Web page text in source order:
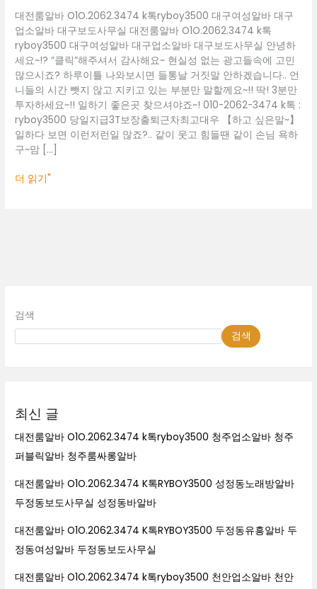
대전룸알바 O1O.2062.3474 k톡ryboy3500 대구여성알바 대구
업소알바 대구보도사무실 대전룸알바 O1O.2062.3474 k톡
ryboy3500 대구여성알바 대구업소알바 대구보도사무실 안녕하
세요~!? “클릭”해주셔서 감사해요~ 현실성 없는 광고들속에 고민
많으시죠? 하루이틀 나와보시면 들통날 거짓말 안하겠습니다.. 언
니들의 시간 뺏지 않고 지키고 있는 부분만 말할께요~!! 딱! 3분만
투자하세요~!! 일하기 좋은곳 찾으셔야죠~! 010-2062-3474 k톡 :
ryboy3500 당일지급3T보장출퇴근차최고대우 【하고 싶은말~】
일하다 보면 이런저런일 많죠?.. 같이 웃고 힘들땐 같이 손님 욕하
구~맘 […]
성
알
바
대
구
업
소
알
바
대
보
더 읽기"
검색
검색
최신 글
대전룸알바 O1O.2062.3474 k톡ryboy3500 청주업소알바 청주
퍼블릭알바 청주룸싸롱알바
대전룸알바 O1O.2062.3474 K톡RYBOY3500 성정동노래방알바
두정동보도사무실 성정동바알바
대전룸알바 O1O.2062.3474 K톡RYBOY3500 두정동유흥알바 두
정동여성알바 두정동보도사무실
대전룸알바 O1O.2062.3474 k톡ryboy3500 천안업소알바 천안